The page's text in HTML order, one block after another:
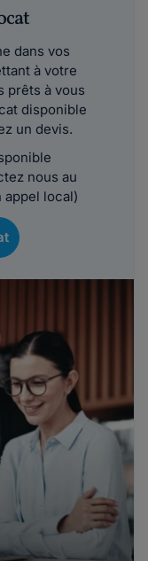
dans vos
à votre
prêts à vous
disponible
un devis.
nous au
local)